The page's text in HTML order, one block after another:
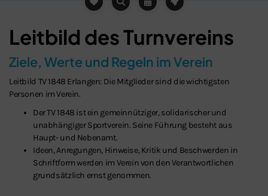
Leitbild des Turnvereins
Ziele, Werte und Regeln im Verein
Leitbild TV 1848 Erlangen: Die Mitglieder sind die wichtigsten
Personen im Verein.
Der TV 1848 ist ein gemeinnütziger, solidarischer und
unabhängiger Sportverein. Seine Führung besteht aus
Haupt- und Nebenamt.
Ideen, Anregungen, Hinweise, Kritik und Beschwerden in
Schriftform werden im Verein von den Verantwortlichen
grundsätzlich ernst genommen.